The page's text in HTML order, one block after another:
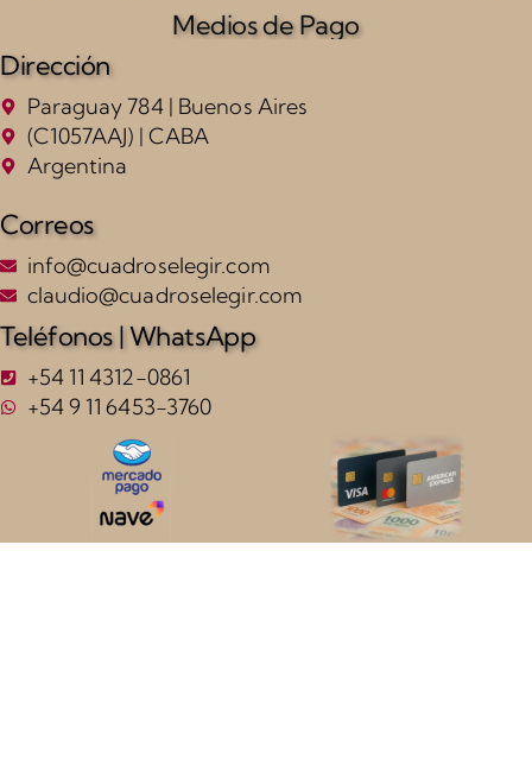
Medios de Pago
Dirección
Paraguay 784 | Buenos Aires
(C1057AAJ) | CABA
Argentina
Correos
info@cuadroselegir.com
claudio@cuadroselegir.com
Teléfonos | WhatsApp
+54 11 4312-0861
+54 9 11 6453-3760